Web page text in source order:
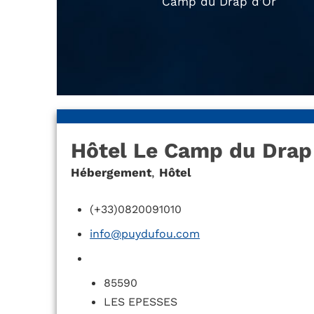
Hôtel Le Camp du
Hébergement, Hôtel
(+33)0820091010
info@puydufou.com
85590
LES EPESSES